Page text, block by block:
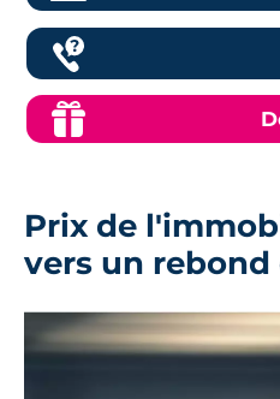
Prix de
vers un rebond